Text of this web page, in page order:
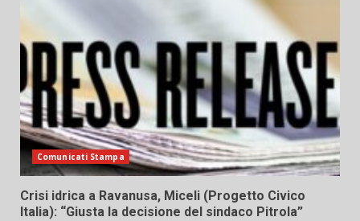
Comunicati Stampa
Crisi idrica a Ravanusa, Miceli (Progetto Civico
Italia): “Giusta la decisione del sindaco Pitrola”